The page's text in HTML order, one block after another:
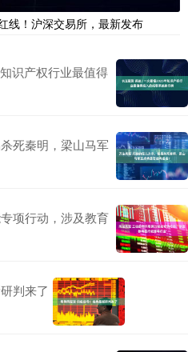
线！沪深交易所，最新发布
识产权行业最值得
死秦明，梁山马军
项行动，涉及教育
判来了